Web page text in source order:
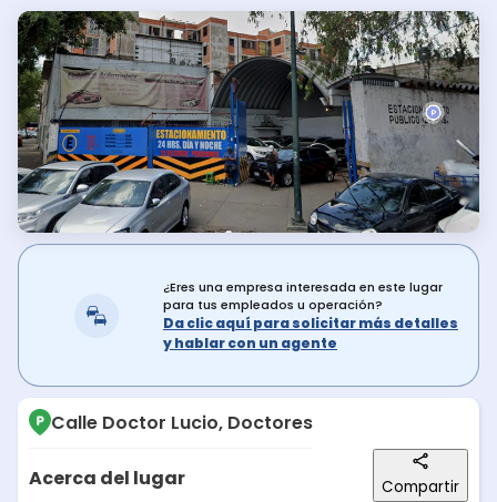
¿Eres una empresa interesada en este lugar
para tus empleados u operación?
Da clic aquí para solicitar más detalles
y hablar con un agente
Calle Doctor Lucio, Doctores
Acerca del lugar Compartir